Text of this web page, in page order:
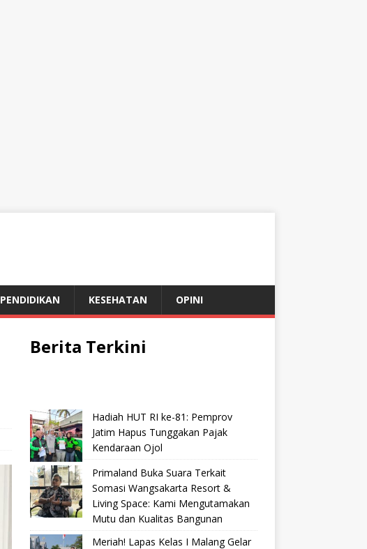
PENDIDIKAN KESEHATAN OPINI
Berita Terkini
Hadiah HUT RI ke-81: Pemprov
Jatim Hapus Tunggakan Pajak
Kendaraan Ojol
Primaland Buka Suara Terkait
Somasi Wangsakarta Resort &
Living Space: Kami Mengutamakan
Mutu dan Kualitas Bangunan
Meriah! Lapas Kelas I Malang Gelar